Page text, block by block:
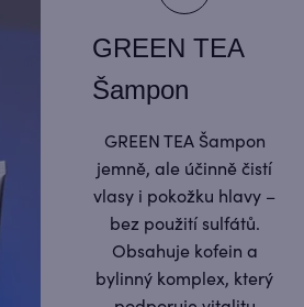
GREEN TEA
Šampon
GREEN TEA Šampon
jemně, ale účinně čistí
vlasy i pokožku hlavy –
bez použití sulfátů.
Obsahuje kofein a
bylinný komplex, který